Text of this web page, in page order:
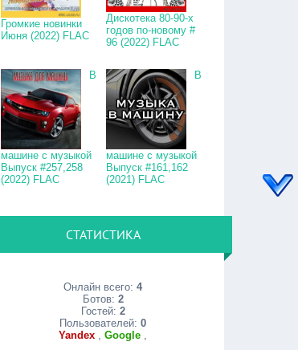
Громкие новинки
Июня (2022) FLAC
Дискотека 80-90-х
годов по-новому #
96 (2022) FLAC
В
машине с музыкой
Выпуск #257,258
(2022) FLAC
В
машине с музыкой
Выпуск #161,162
(2021) FLAC
СТАТИСТИКА
Онлайн всего:4
Ботов: 2
Гостей: 2
Пользователей:0
Yandex ,Google ,